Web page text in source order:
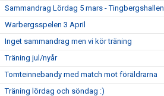
Sammandrag Lördag 5 mars - Tingbergshallen
Warbergsspelen 3 April
Inget sammandrag men vi kör träning
Träning jul/nyår
Tomteinnebandy med match mot föräldrarna
Träning lördag och söndag :)